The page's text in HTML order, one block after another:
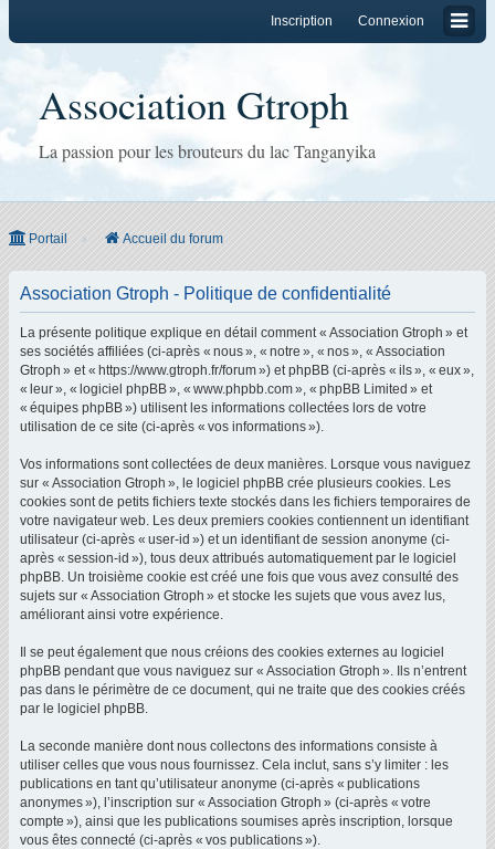
Connexion
Inscription
Association Gtroph
La passion pour les brouteurs du lac Tanganyika
Portail Accueil du forum
Association Gtroph - Politique de confidentialité
La présente politique explique en détail comment « Association Gtroph » et
ses sociétés affiliées (ci-après « nous », « notre », « nos », « Association
Gtroph » et « https://www.gtroph.fr/forum ») et phpBB (ci-après « ils », « eux »,
« leur », « logiciel phpBB », « www.phpbb.com », « phpBB Limited » et
« équipes phpBB ») utilisent les informations collectées lors de votre
utilisation de ce site (ci-après « vos informations »).
Vos informations sont collectées de deux manières. Lorsque vous naviguez
sur « Association Gtroph », le logiciel phpBB crée plusieurs cookies. Les
cookies sont de petits fichiers texte stockés dans les fichiers temporaires de
votre navigateur web. Les deux premiers cookies contiennent un identifiant
utilisateur (ci-après « user-id ») et un identifiant de session anonyme (ci-
après « session-id »), tous deux attribués automatiquement par le logiciel
phpBB. Un troisième cookie est créé une fois que vous avez consulté des
sujets sur « Association Gtroph » et stocke les sujets que vous avez lus,
améliorant ainsi votre expérience.
Il se peut également que nous créions des cookies externes au logiciel
phpBB pendant que vous naviguez sur « Association Gtroph ». Ils n’entrent
pas dans le périmètre de ce document, qui ne traite que des cookies créés
par le logiciel phpBB.
La seconde manière dont nous collectons des informations consiste à
utiliser celles que vous nous fournissez. Cela inclut, sans s’y limiter : les
publications en tant qu’utilisateur anonyme (ci-après « publications
anonymes »), l’inscription sur « Association Gtroph » (ci-après « votre
compte »), ainsi que les publications soumises après inscription, lorsque
vous êtes connecté (ci-après « vos publications »).